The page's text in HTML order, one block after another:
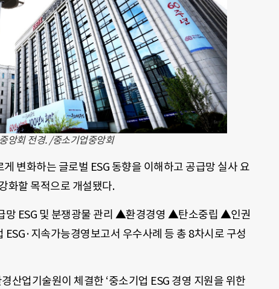
앙회 전경. /중소기업중앙회
게 변화하는 글로벌 ESG 동향을 이해하고 공급망 실사 요
화할 목적으로 개설됐다.
망 ESG 및 분쟁광물 관리 ▲환경경영 ▲탄소중립 ▲인권
지속가능경영보고서 우수사례 등 총 8차시로 구성
산업기술원이 체결한 ‘중소기업 ESG 경영 지원을 위한